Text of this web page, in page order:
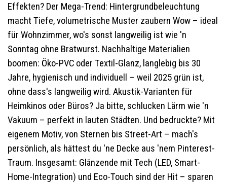
Effekten? Der Mega-Trend: Hintergrundbeleuchtung
macht Tiefe, volumetrische Muster zaubern Wow – ideal
für Wohnzimmer, wo's sonst langweilig ist wie 'n
Sonntag ohne Bratwurst. Nachhaltige Materialien
boomen: Öko-PVC oder Textil-Glanz, langlebig bis 30
Jahre, hygienisch und individuell – weil 2025 grün ist,
ohne dass's langweilig wird. Akustik-Varianten für
Heimkinos oder Büros? Ja bitte, schlucken Lärm wie 'n
Vakuum – perfekt in lauten Städten. Und bedruckte? Mit
eigenem Motiv, von Sternen bis Street-Art – mach's
persönlich, als hättest du 'ne Decke aus 'nem Pinterest-
Traum. Insgesamt: Glänzende mit Tech (LED, Smart-
Home-Integration) und Eco-Touch sind der Hit – sparen